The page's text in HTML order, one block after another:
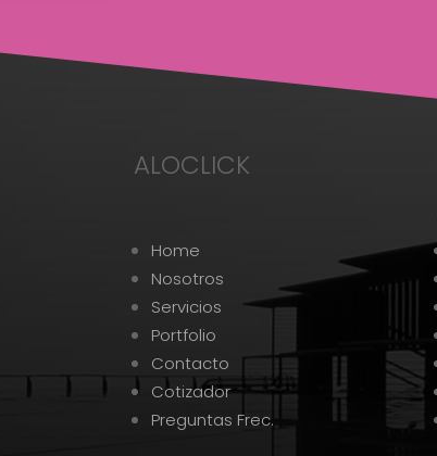
ALOCLICK
Home
Nosotros
Servicios
Portfolio
Contacto
Cotizador
Preguntas Frec.